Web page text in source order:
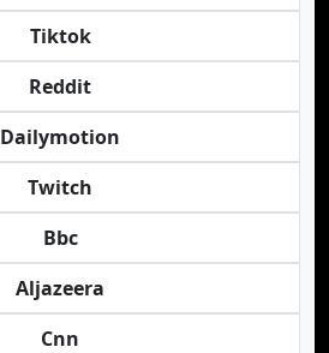
Tiktok
Reddit
Dailymotion
Twitch
Bbc
Aljazeera
Cnn